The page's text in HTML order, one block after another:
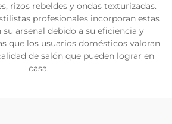
rizos rebeldes y ondas texturizadas.
profesionales incorporan estas
arsenal debido a su eficiencia y
que los usuarios domésticos valoran
de salón que pueden lograr en
casa.